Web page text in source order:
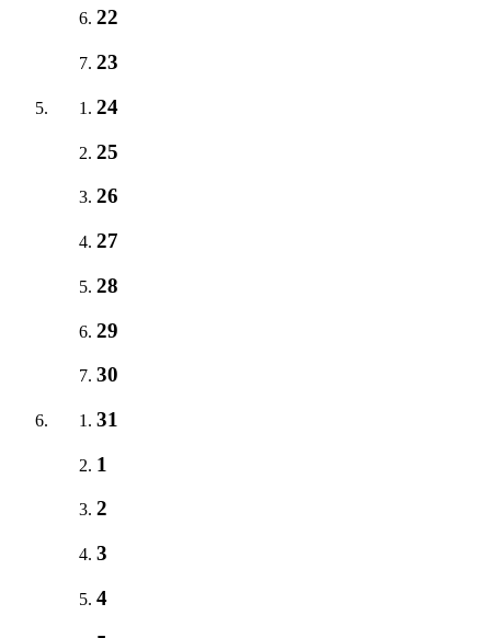
22
23
24
25
26
27
28
29
30
31
1
2
3
4